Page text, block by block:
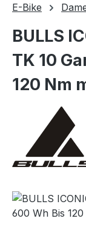
E-Bike
BULLS
TK 10
120 Nm